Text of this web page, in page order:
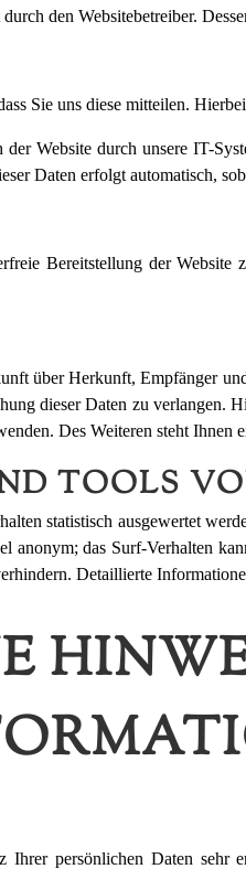
den Websitebetreiber.
Sie uns diese mitteilen.
Website durch unsere IT-
Daten erfolgt automatisch,
Bereitstellung der Website
über Herkunft, Empfänger
dieser Daten zu verlangen.
Des Weiteren steht
TOOLS
statistisch ausgewertet
anonym; das Surf-Verhalten
Detaillierte
persönlichen Daten sehr